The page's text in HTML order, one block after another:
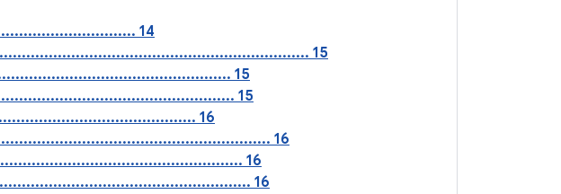
14
15
15
15
16
16
16
16